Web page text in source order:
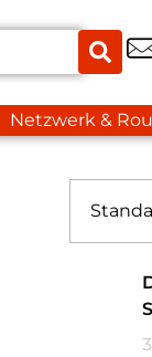
Netzwerk &